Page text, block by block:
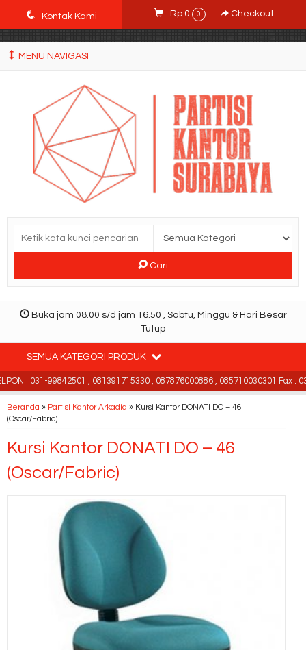
POWgW_CidIRh4HWyBRJVVZyqc0CP9mpkA8eE65rpyX0" />
q Kontak Kami Rp 0 0 Checkout
MENU NAVIGASI
Cari
Buka jam 08.00 s/d jam 16.50 , Sabtu, Minggu & Hari Besar
Tutup
SEMUA KATEGORI PRODUK
: 031-99842501 , 081391715330 , 087876000886 , 085710030301 Fax :
Beranda » Partisi Kantor Arkadia » Kursi Kantor DONATI DO – 46
(Oscar/Fabric)
Kursi Kantor DONATI DO – 46
(Oscar/Fabric)